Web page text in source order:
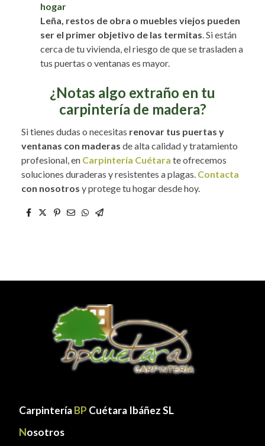
hogar
Leña, restos de obra o muebles viejos pueden
ser el primer objetivo de las termitas. Si están
cerca de tu vivienda, el riesgo de que se trasladen a
tus puertas o ventanas es mayor.
¿Notas algo extraño en tu
carpintería de madera?
Si tienes dudas o necesitas renovar tus puertas y
ventanas con maderas de alta calidad y tratamiento
profesional, en Carpintería Cuétara te ofrecemos
soluciones duraderas y resistentes a plagas. Contacta
con nosotros y protege tu hogar desde hoy.
CarpinteríaBP Cuétara Ibáñez SL
Nosotros